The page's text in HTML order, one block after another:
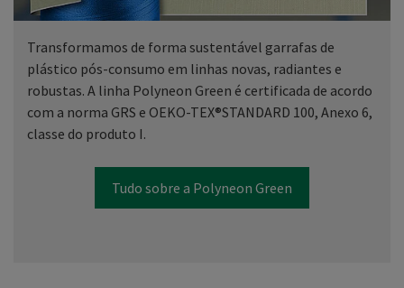
Transformamos de forma sustentável garrafas de
plástico pós-consumo em linhas novas, radiantes e
robustas. A linha Polyneon Green é certificada de acordo
com a norma GRS e OEKO-TEX®STANDARD 100, Anexo 6,
classe do produto I.
Tudo sobre a Polyneon Green